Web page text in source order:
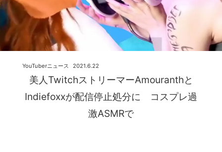
美人TwitchストリーマーAmouranthと
Indiefoxxが配信停止処分に コスプレ過
激ASMRで
2021.6.22
YouTuberニュース